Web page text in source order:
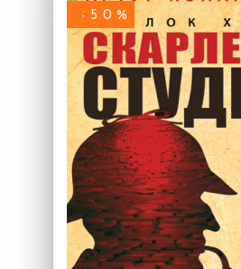
-50%